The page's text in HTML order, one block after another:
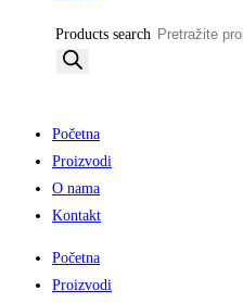
Products search
Početna
Proizvodi
O nama
Kontakt
Početna
Proizvodi